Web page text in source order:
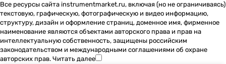
Все ресурсы сайта instrumentmarket.ru, включая (но не ограничиваясь)
текстовую, графическую, фотографическую и видео информацию,
структуру, дизайн и оформление страниц, доменное имя, фирменное
наименование являются объектами авторского права и прав на
интеллектуальную собственность, защищены российским
законодательством и международными соглашениями об охране
авторских прав. Читать далее